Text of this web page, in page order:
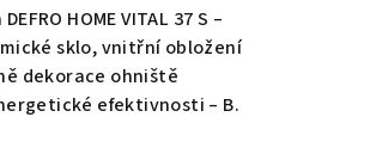
HOME VITAL 37 S –
sklo, vnitřní obložení
dekorace ohniště
efektivnosti – B.